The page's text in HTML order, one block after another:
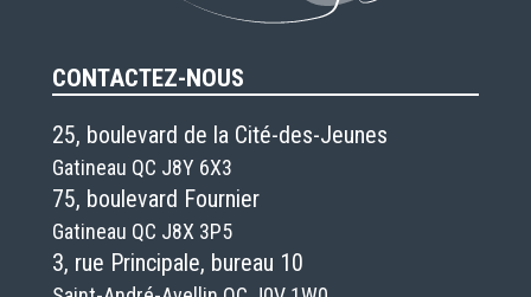
CONTACTEZ-NOUS
25, boulevard de la Cité-des-Jeunes
Gatineau QC J8Y 6X3
75, boulevard Fournier
Gatineau QC J8X 3P5
3, rue Principale, bureau 10